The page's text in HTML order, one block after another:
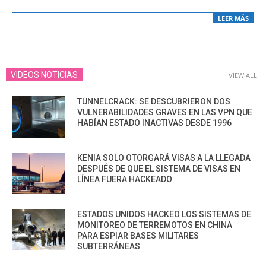
LEER MÁS
VIDEOS NOTICIAS VIEW ALL
TUNNELCRACK: SE DESCUBRIERON DOS
VULNERABILIDADES GRAVES EN LAS VPN QUE
HABÍAN ESTADO INACTIVAS DESDE 1996
KENIA SOLO OTORGARÁ VISAS A LA LLEGADA
DESPUÉS DE QUE EL SISTEMA DE VISAS EN
LÍNEA FUERA HACKEADO
ESTADOS UNIDOS HACKEO LOS SISTEMAS DE
MONITOREO DE TERREMOTOS EN CHINA
PARA ESPIAR BASES MILITARES
SUBTERRÁNEAS